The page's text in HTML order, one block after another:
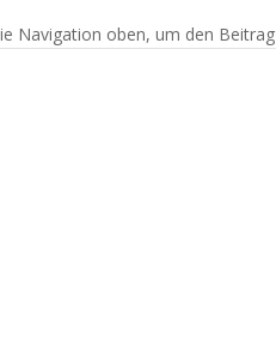
Navigation oben, um den